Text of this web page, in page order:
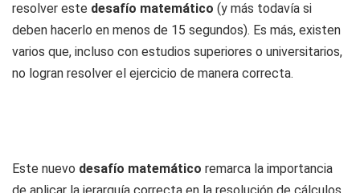
resolver este desafío matemático (y más todavía si
deben hacerlo en menos de 15 segundos). Es más, existen
varios que, incluso con estudios superiores o universitarios,
no logran resolver el ejercicio de manera correcta.
Este nuevo desafío matemático remarca la importancia